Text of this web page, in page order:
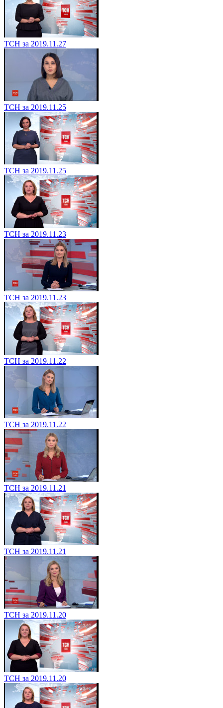
ТСН за 2019.11.27
ТСН за 2019.11.25
ТСН за 2019.11.25
ТСН за 2019.11.23
ТСН за 2019.11.23
ТСН за 2019.11.22
ТСН за 2019.11.22
ТСН за 2019.11.21
ТСН за 2019.11.21
ТСН за 2019.11.20
ТСН за 2019.11.20